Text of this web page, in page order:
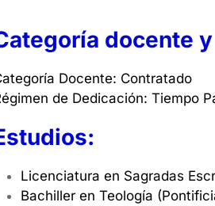
docente
Docente: Contratado
de Dedicación: Tiempo
Licenciatura en Sagradas
Bachiller en Teología